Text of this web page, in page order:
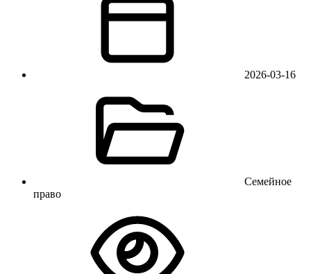
2026-03-16
Семейное
право